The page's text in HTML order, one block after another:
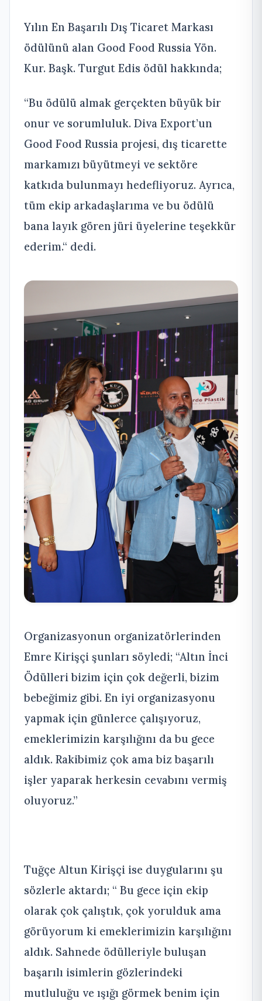
Yılın En Başarılı Dış Ticaret Markası
ödülünü alan Good Food Russia Yön.
Kur. Başk. Turgut Edis ödül hakkında;
“Bu ödülü almak gerçekten büyük bir
onur ve sorumluluk. Diva Export’un
Good Food Russia projesi, dış ticarette
markamızı büyütmeyi ve sektöre
katkıda bulunmayı hedefliyoruz. Ayrıca,
tüm ekip arkadaşlarıma ve bu ödülü
bana layık gören jüri üyelerine teşekkür
ederim.“ dedi.
Organizasyonun organizatörlerinden
Emre Kirişçi şunları söyledi; “Altın İnci
Ödülleri bizim için çok değerli, bizim
bebeğimiz gibi. En iyi organizasyonu
yapmak için günlerce çalışıyoruz,
emeklerimizin karşılığını da bu gece
aldık. Rakibimiz çok ama biz başarılı
işler yaparak herkesin cevabını vermiş
oluyoruz.”
Tuğçe Altun Kirişçi ise duygularını şu
sözlerle aktardı; “ Bu gece için ekip
olarak çok çalıştık, çok yorulduk ama
görüyorum ki emeklerimizin karşılığını
aldık. Sahnede ödülleriyle buluşan
başarılı isimlerin gözlerindeki
mutluluğu ve ışığı görmek benim için